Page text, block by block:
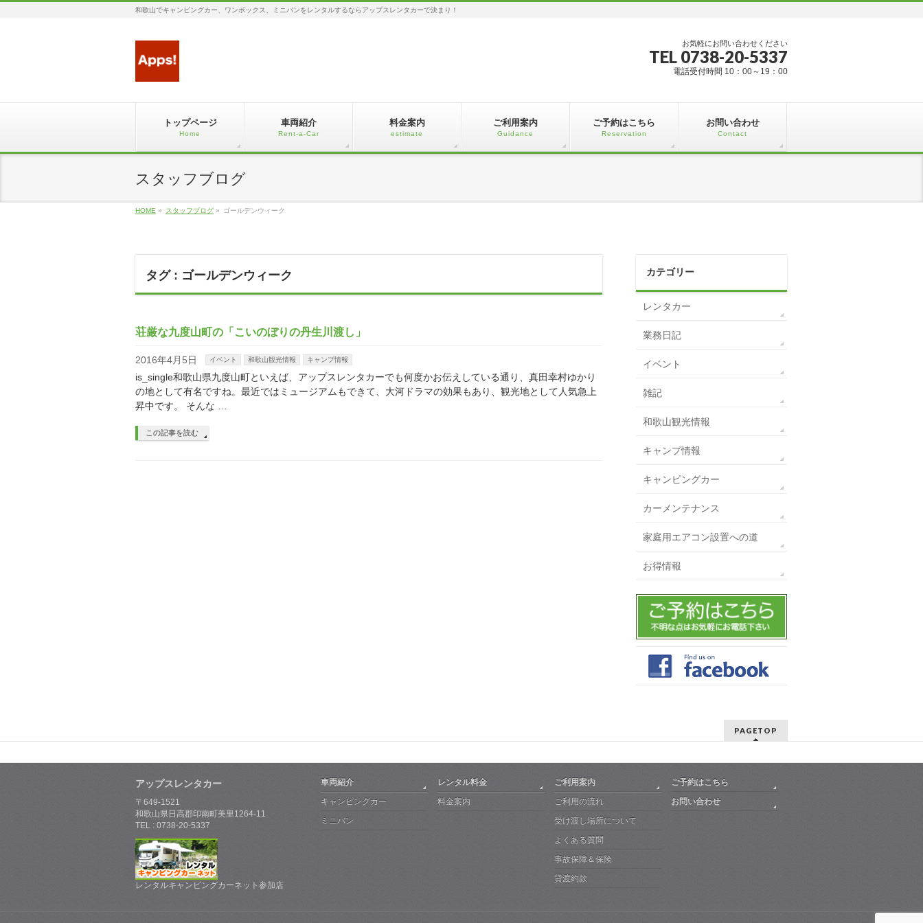
和歌山でキャンピングカー、ワンボックス、ミニバンをレンタルするならアップスレンタカーで決まり！
お気軽にお問い合わせください
TEL 0738-20-5337
電話受付時間 10：00～19：00
トップページ
Home
車両紹介
Rent-a-Car
料金案内
estimate
ご利用案内
Guidance
ご予約はこちら
Reservation
お問い合わせ
Contact
スタッフブログ
HOME » スタッフブログ » ゴールデンウィーク
タグ : ゴールデンウィーク
荘厳な九度山町の「こいのぼりの丹生川渡し」
2016年4月5日 イベント 和歌山観光情報 キャンプ情報
is_single和歌山県九度山町といえば、アップスレンタカーでも何度かお伝えしている通り、真田幸村ゆかり
の地として有名ですね。最近ではミュージアムもできて、大河ドラマの効果もあり、観光地として人気急上
昇中です。 そんな …
この記事を読む
カテゴリー
レンタカー
業務日記
イベント
雑記
和歌山観光情報
キャンプ情報
キャンピングカー
カーメンテナンス
家庭用エアコン設置への道
お得情報
PAGETOP
アップスレンタカー
〒649-1521
和歌山県日高郡印南町美里1264-11
TEL : 0738-20-5337
レンタルキャンピングカーネット参加店
車両紹介
キャンピングカー
ミニバン
レンタル料金
料金案内
ご利用案内
ご利用の流れ
受け渡し場所について
よくある質問
事故保障＆保険
貸渡約款
ご予約はこちら
お問い合わせ